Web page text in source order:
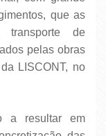
que as
de
pelas obras
LISCONT, no
a resultar em